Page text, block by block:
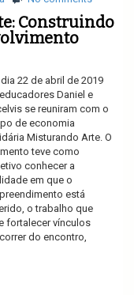
Construindo
22 de abril de 2019
Daniel e
se reuniram com o
de economia
Misturando Arte. O
teve como
conhecer a
em que o
está
o trabalho que
fortalecer vínculos
do encontro,